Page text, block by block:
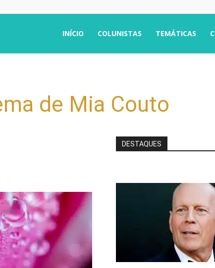
INÍCIO COLUNISTAS TEMÁTICAS
de Mia Couto
DESTAQUES